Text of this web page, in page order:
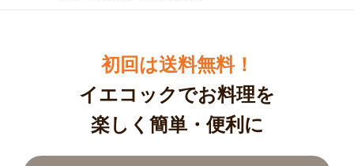
初回は送料無料！
イエコックでお料理を
楽しく簡単・便利に